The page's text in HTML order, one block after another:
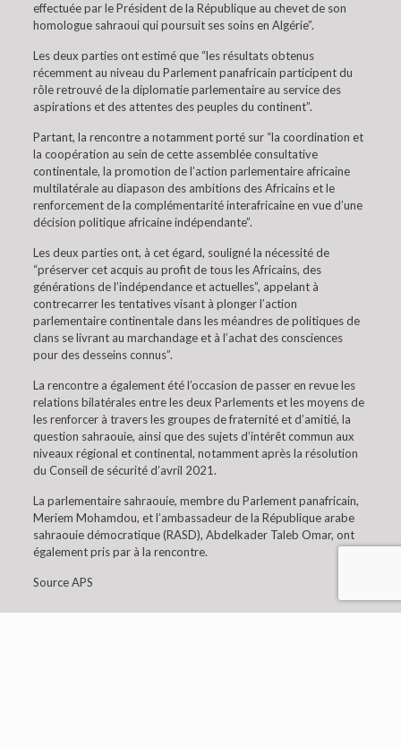
effectuée par le Président de la République au chevet de son
homologue sahraoui qui poursuit ses soins en Algérie”.
Les deux parties ont estimé que “les résultats obtenus
récemment au niveau du Parlement panafricain participent du
rôle retrouvé de la diplomatie parlementaire au service des
aspirations et des attentes des peuples du continent”.
Partant, la rencontre a notamment porté sur “la coordination et
la coopération au sein de cette assemblée consultative
continentale, la promotion de l’action parlementaire africaine
multilatérale au diapason des ambitions des Africains et le
renforcement de la complémentarité interafricaine en vue d’une
décision politique africaine indépendante”.
Les deux parties ont, à cet égard, souligné la nécessité de
“préserver cet acquis au profit de tous les Africains, des
générations de l’indépendance et actuelles”, appelant à
contrecarrer les tentatives visant à plonger l’action
parlementaire continentale dans les méandres de politiques de
clans se livrant au marchandage et à l’achat des consciences
pour des desseins connus”.
La rencontre a également été l’occasion de passer en revue les
relations bilatérales entre les deux Parlements et les moyens de
les renforcer à travers les groupes de fraternité et d’amitié, la
question sahraouie, ainsi que des sujets d’intérêt commun aux
niveaux régional et continental, notamment après la résolution
du Conseil de sécurité d’avril 2021.
La parlementaire sahraouie, membre du Parlement panafricain,
Meriem Mohamdou, et l’ambassadeur de la République arabe
sahraouie démocratique (RASD), Abdelkader Taleb Omar, ont
également pris par à la rencontre.
Source APS